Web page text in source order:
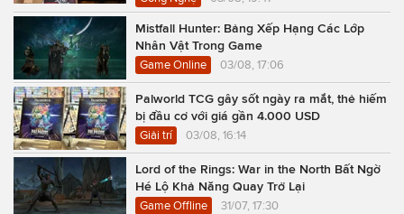
Mistfall Hunter: Bảng Xếp Hạng Các Lớp
Nhân Vật Trong Game
Game Online 03/08, 17:06
Palworld TCG gây sốt ngày ra mắt, thẻ hiếm
bị đầu cơ với giá gần 4.000 USD
Giải trí 03/08, 16:14
Lord of the Rings: War in the North Bất Ngờ
Hé Lộ Khả Năng Quay Trở Lại
Game Offline 31/07, 17:30